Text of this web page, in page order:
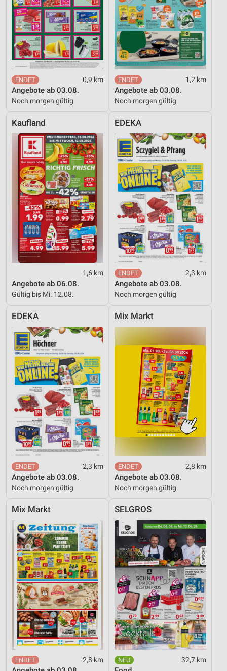
0,9 km
Angebote ab 03.08.
Noch morgen gültig
1,2 km
Angebote ab 03.08.
Noch morgen gültig
Kaufland
1,6 km
Angebote ab 06.08.
Gültig bis Mi. 12.08.
EDEKA
2,3 km
Angebote ab 03.08.
Noch morgen gültig
EDEKA
2,3 km
Angebote ab 03.08.
Noch morgen gültig
Mix Markt
2,8 km
Angebote ab 03.08.
Noch morgen gültig
Mix Markt
2,8 km
SELGROS
32,7 km
Verwendung reduzierter Daten zur Auswahl von
Inhalten
IAB-Besonderheiten:
Verwendung genauer Standortdaten
Geräte anhand von aktiv angeforderten
Informationen identifizieren
Notwendig
Performance
Funktional
Werbung